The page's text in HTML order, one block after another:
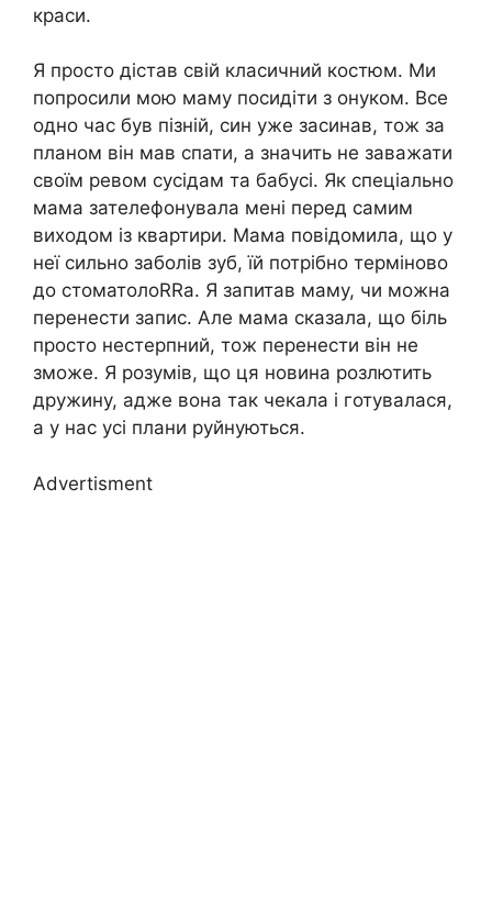
краси.
Я просто дістав свій класичний костюм. Ми
попросили мою маму посидіти з онуком. Все
одно час був пізній, син уже засинав, тож за
планом він мав спати, а значить не заважати
своїм ревом сусідам та бабусі. Як спеціально
мама зателефонувала мені перед самим
виходом із квартири. Мама повідомила, що у
неї сильно заболів зуб, їй потрібно терміново
до стоматолоRRа. Я запитав маму, чи можна
перенести запис. Але мама сказала, що біль
просто нестерпний, тож перенести він не
зможе. Я розумів, що ця новина розлютить
дружину, адже вона так чекала і готувалася,
а у нас усі плани руйнуються.
Advertisment